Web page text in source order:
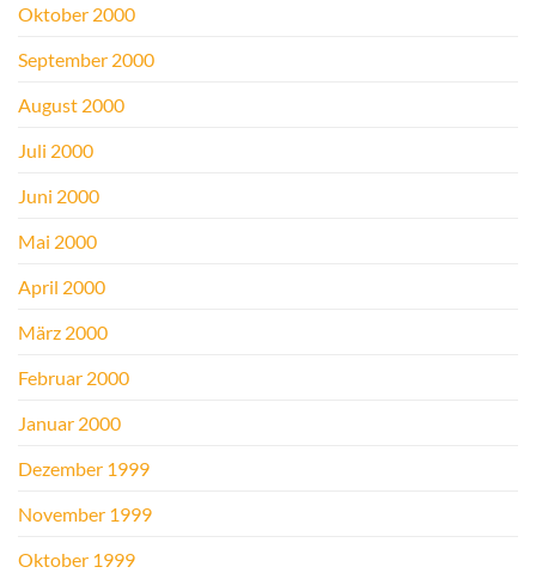
Oktober 2000
September 2000
August 2000
Juli 2000
Juni 2000
Mai 2000
April 2000
März 2000
Februar 2000
Januar 2000
Dezember 1999
November 1999
Oktober 1999